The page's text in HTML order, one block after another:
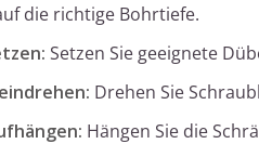
die richtige Bohrtiefe.
Setzen Sie geeignete
Drehen Sie
Hängen Sie die